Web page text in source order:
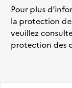
Pour plus
la protection
veuillez
protection des